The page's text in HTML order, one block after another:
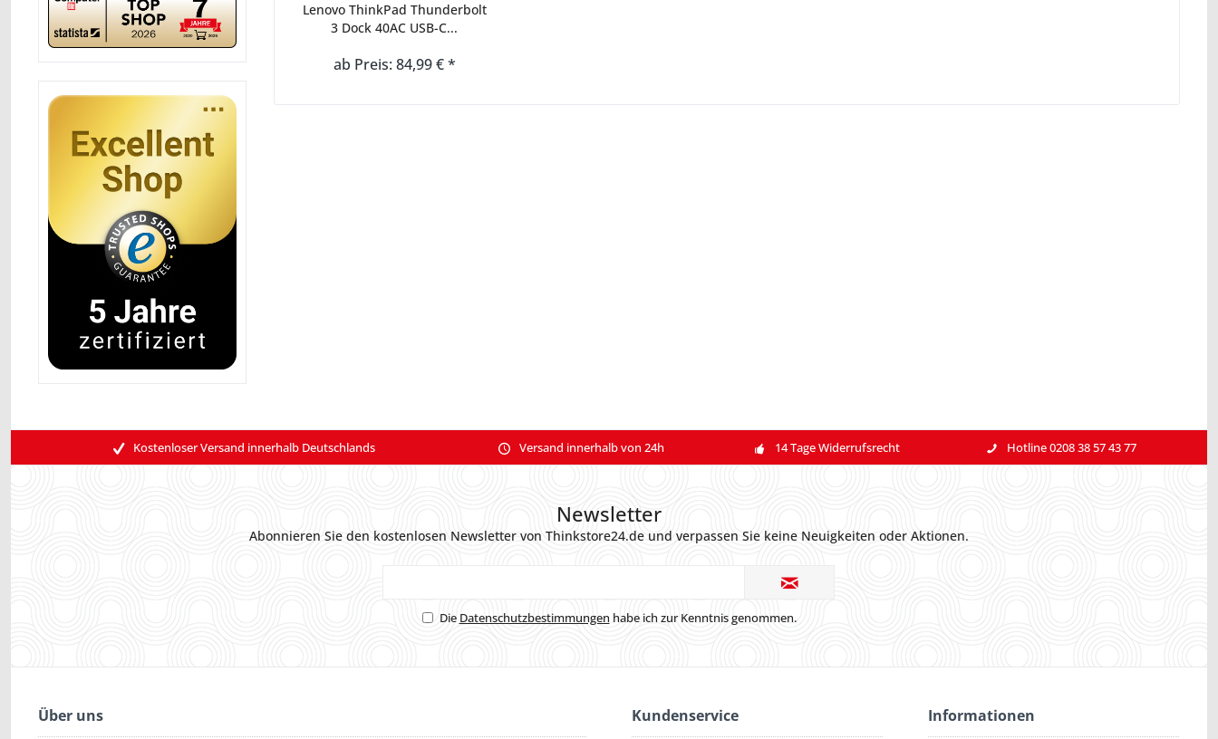
Lenovo ThinkPad Thunderbolt
3 Dock 40AC USB-C...
ab Preis: 84,99 € *
Kostenloser Versand innerhalb Deutschlands Versand innerhalb von 24h 14 Tage Widerrufsrecht Hotline 0208 38 57 43 77
Newsletter
Abonnieren Sie den kostenlosen Newsletter von Thinkstore24.de und verpassen Sie keine Neuigkeiten oder Aktionen.
Die Datenschutzbestimmungen habe ich zur Kenntnis genommen.
Über uns Kundenservice Informationen